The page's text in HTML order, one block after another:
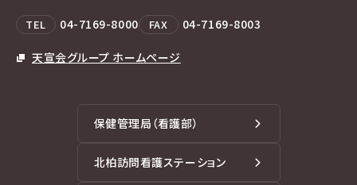
保健管理局（看護部）
北柏訪問看護ステーション
TEL 04-7169-8000 FAX 04-7169-8003
天宣会グループ ホームページ